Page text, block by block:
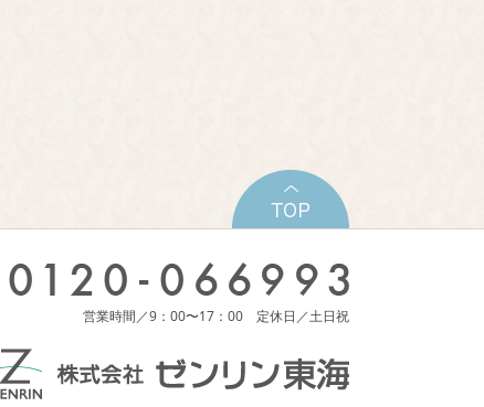
営業時間／9：00〜17：00 定休日／土日祝